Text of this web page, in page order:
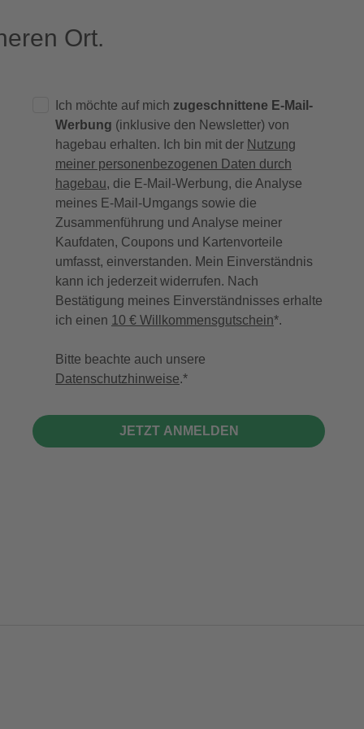
Ort.
Ich möchte auf mich zugeschnittene E-Mail-
Werbung (inklusive den Newsletter) von
hagebau erhalten. Ich bin mit der Nutzung
meiner personenbezogenen Daten durch
hagebau, die E-Mail-Werbung, die Analyse
meines E-Mail-Umgangs sowie die
Zusammenführung und Analyse meiner
Kaufdaten, Coupons und Kartenvorteile
umfasst, einverstanden. Mein Einverständnis
kann ich jederzeit widerrufen. Nach
Bestätigung meines Einverständnisses erhalte
ich einen 10 € Willkommensgutschein*.
Bitte beachte auch unsere
Datenschutzhinweise.
JETZT ANMELDEN